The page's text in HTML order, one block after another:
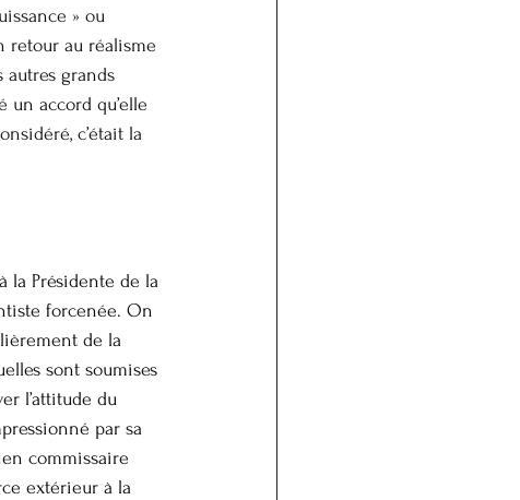
» ou
retour au réalisme
autres grands
un accord qu’elle
c’était la
la Présidente de la
forcenée. On
de la
sont soumises
l’attitude du
par sa
commissaire
extérieur à la